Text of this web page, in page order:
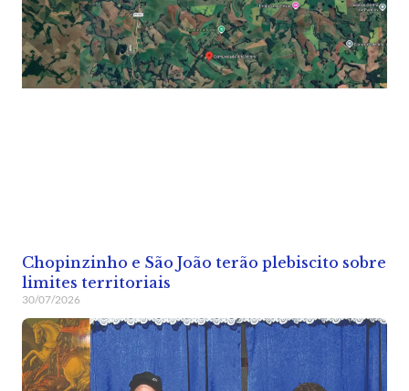
Chopinzinho e São João terão plebiscito sobre
limites territoriais
30/07/2026